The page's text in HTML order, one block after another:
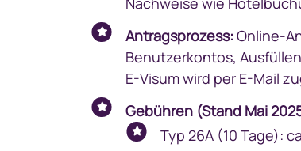
Antragsprozess:Online-
Benutzerkontos,
E-Visum wird per E-Mail
Gebühren (Stand Mai
Typ 26A (10 Tage):